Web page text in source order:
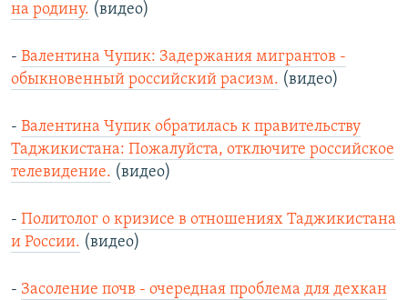
на родину. (видео)
- Валентина Чупик: Задержания мигрантов -
обыкновенный российский расизм. (видео)
- Валентина Чупик обратилась к правительству
Таджикистана: Пожалуйста, отключите российское
телевидение. (видео)
- Политолог о кризисе в отношениях Таджикистана
и России. (видео)
- Засоление почв - очередная проблема для дехкан